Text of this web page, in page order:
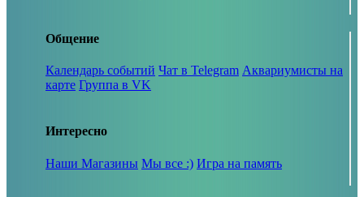
Общение
Календарь событий Чат в Telegram Аквариумисты на
карте Группа в VK
Интересно
Наши Магазины Мы все :) Игра на память